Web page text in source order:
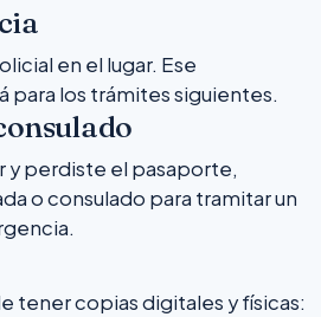
en el lugar. Ese
para los trámites siguientes.
y perdiste el pasaporte,
o consulado para tramitar un
tener copias digitales y físicas: